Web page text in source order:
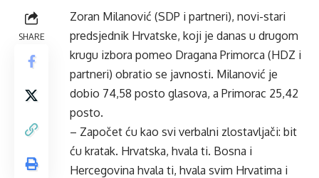
SHARE
Zoran Milanović (SDP i partneri), novi-stari
predsjednik Hrvatske, koji je danas u drugom
krugu izbora pomeo Dragana Primorca (HDZ i
partneri) obratio se javnosti. Milanović je
dobio 74,58 posto glasova, a Primorac 25,42
posto.
– Započet ću kao svi verbalni zlostavljači: bit
ću kratak. Hrvatska, hvala ti. Bosna i
Hercegovina hvala ti, hvala svim Hrvatima i